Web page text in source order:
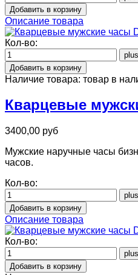
Описание товара
Кол-во:
Наличие товара: товар в
Кварцевые
3400,00 руб
Мужские наручные часы
часов.
Кол-во:
Описание товара
Кол-во: